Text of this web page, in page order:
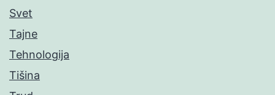
Svet
Tajne
Tehnologija
Tišina